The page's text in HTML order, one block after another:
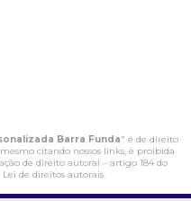
Barra Funda" é de direito
citando nossos links, é proibida
de direito autoral – artigo 184 do
Lei de direitos autorais.